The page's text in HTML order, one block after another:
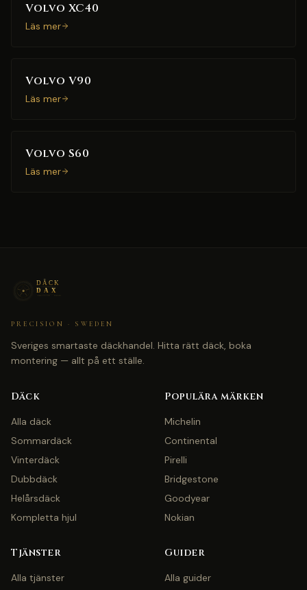
Volvo XC40
Läs mer
Volvo V90
Läs mer
Volvo S60
Läs mer
PRECISION · SWEDEN
Sveriges smartaste däckhandel. Hitta rätt däck, boka
montering — allt på ett ställe.
Däck
Alla däck
Sommardäck
Vinterdäck
Dubbdäck
Helårsdäck
Kompletta hjul
Populära märken
Michelin
Continental
Pirelli
Bridgestone
Goodyear
Nokian
Tjänster
Alla tjänster
Guider
Alla guider